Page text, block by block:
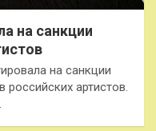
на санкции
на санкции
артистов.